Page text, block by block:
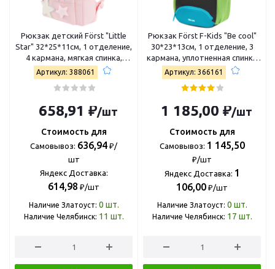
Рюкзак детский Först "Little
Star" 32*25*11см, 1 отделение,
4 кармана, мягкая спинка,
розовый AB_KS67568
Артикул: 388061
658,91 ₽/шт
Стоимость для
Самовывоз: 636,94 ₽/
шт
Яндекс Доставка:
614,98 ₽/шт
Наличие Златоуст: 0 шт.
Наличие Челябинск: 11 шт.
Рюкзак Först F-Kids "Be cool"
30*23*13см, 1 отделение, 3
кармана, уплотненная спинка
FT-KB-032401
Артикул: 366161
1 185,00 ₽/шт
Стоимость для
Самовывоз: 1 145,50
₽/шт
Яндекс Доставка: 1
106,00 ₽/шт
Наличие Златоуст: 0 шт.
Наличие Челябинск: 17 шт.